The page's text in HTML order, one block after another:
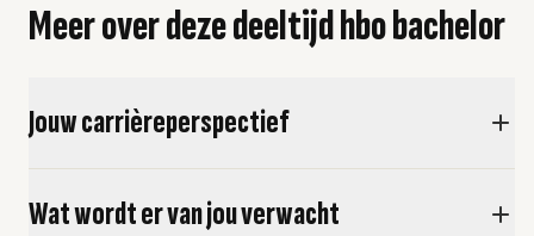
Meer over deze deeltijd hbo bachelor
Jouw carrièreperspectief
Wat wordt er van jou verwacht